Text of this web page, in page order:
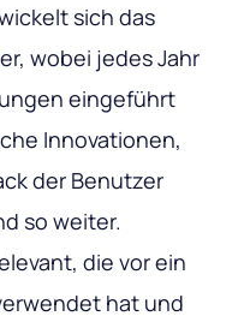
sich das
wobei jedes Jahr
eingeführt
Innovationen,
der Benutzer
so weiter.
die vor ein
hat und